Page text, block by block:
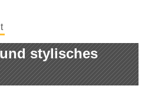
stylisches